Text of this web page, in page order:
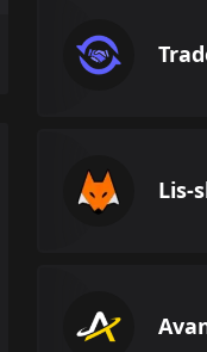
Lis-